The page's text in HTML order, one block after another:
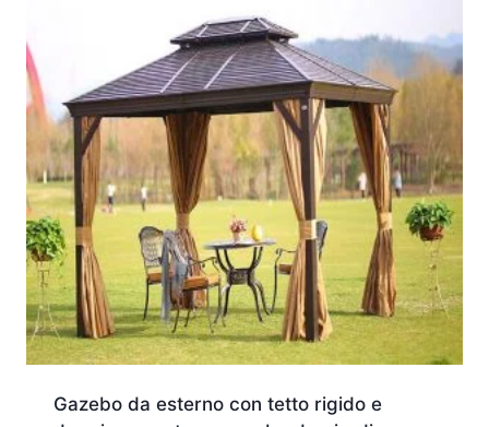
Gazebo da esterno con tetto rigido e